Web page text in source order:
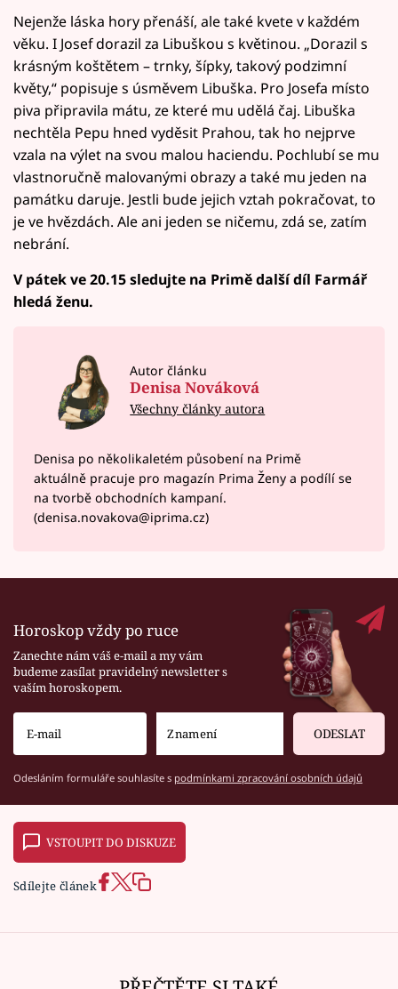
Nejenže láska hory přenáší, ale také kvete v každém
věku. I Josef dorazil za Libuškou s květinou. „Dorazil s
krásným koštětem – trnky, šípky, takový podzimní
květy,“ popisuje s úsměvem Libuška. Pro Josefa místo
piva připravila mátu, ze které mu udělá čaj. Libuška
nechtěla Pepu hned vyděsit Prahou, tak ho nejprve
vzala na výlet na svou malou haciendu. Pochlubí se mu
vlastnoručně malovanými obrazy a také mu jeden na
památku daruje. Jestli bude jejich vztah pokračovat, to
je ve hvězdách. Ale ani jeden se ničemu, zdá se, zatím
nebrání.
V pátek ve 20.15 sledujte na Primě další díl Farmář
hledá ženu.
Autor článku
Denisa Nováková
Všechny články autora
Denisa po několikaletém působení na Primě
aktuálně pracuje pro magazín Prima Ženy a podílí se
na tvorbě obchodních kampaní.
(denisa.novakova@iprima.cz)
Horoskop vždy po ruce
Zanechte nám váš e-mail a my vám
budeme zasílat pravidelný newsletter s
vaším horoskopem.
ODESLAT
Odesláním formuláře souhlasíte s podmínkami zpracování osobních údajů
VSTOUPIT DO DISKUZE
Sdílejte článek